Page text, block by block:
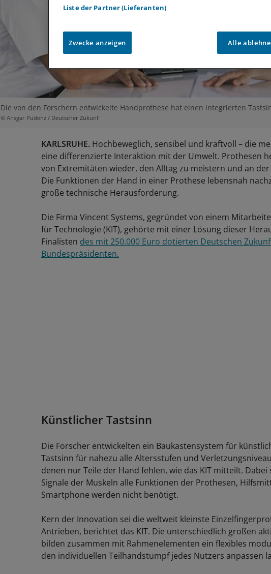
Die von den Forschern entwickelte Handprothese hat einen integrierten
© Ansgar Pudenz / Deutscher Zukunf
KARLSRUHE. Hochbeweglich, sensibel und kraftvoll – die
eine differenzierte Interaktion mit der Umwelt. Prothesen
von Extremitäten wieder, den Alltag zu meistern und an
Die Funktionen der Hand in einer Prothese lebensnah
große technische Herausforderung.
Die Firma Vincent Systems, gegründet von einem
für Technologie (KIT), gehörte mit einer Lösung dieser
Finalisten des mit 250.000 Euro dotierten Deutschen
Bundespräsidenten.
Künstlicher Tastsinn
Die Forscher entwickelten ein Baukastensystem für
Tastsinn für nahezu alle Altersstufen und
denen nur Teile der Hand fehlen, wie das KIT mitteilt.
Signale der Muskeln alle Funktionen der Prothesen,
Smartphone werden nicht benötigt.
Kern der Innovation sei die weltweit kleinste
Antrieben, berichtet das KIT. Die unterschiedlich großen
bilden zusammen mit Rahmenelementen ein flexibles
den individuellen Teilhandstumpf jedes Nutzers anpassen
Liste der Partner (Lieferanten)
Zwecke anzeigen Alle